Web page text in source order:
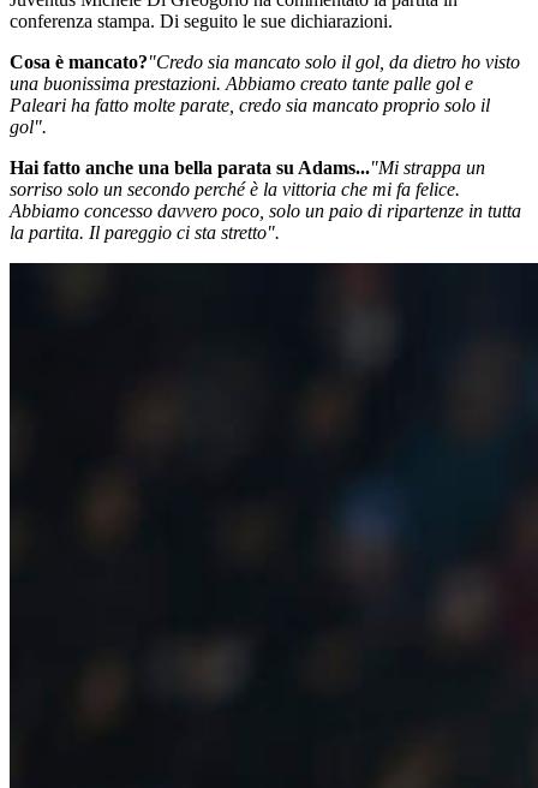
conferenza stampa. Di seguito le sue dichiarazioni.
Cosa è mancato?"Credo sia mancato solo il gol, da dietro ho visto
una buonissima prestazioni. Abbiamo creato tante palle gol e
Paleari ha fatto molte parate, credo sia mancato proprio solo il
gol".
Hai fatto anche una bella parata su Adams..."Mi strappa un
sorriso solo un secondo perché è la vittoria che mi fa felice.
Abbiamo concesso davvero poco, solo un paio di ripartenze in tutta
la partita. Il pareggio ci sta stretto".